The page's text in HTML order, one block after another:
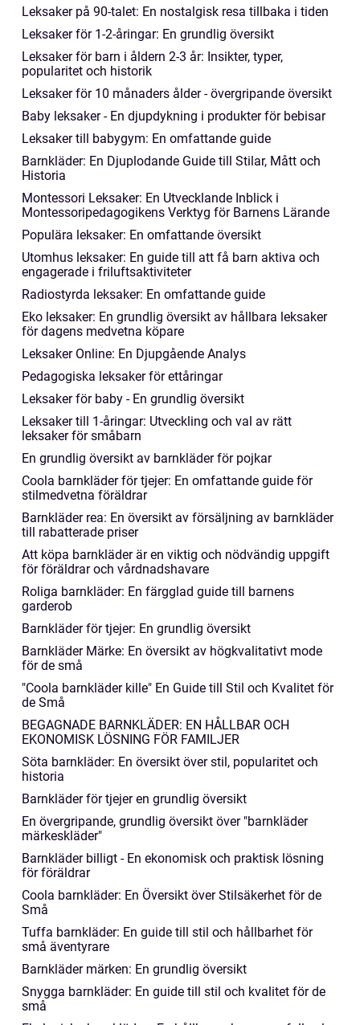
Leksaker på 90-talet: En nostalgisk resa tillbaka i tiden
Leksaker för 1-2-åringar: En grundlig översikt
Leksaker för barn i åldern 2-3 år: Insikter, typer,
popularitet och historik
Leksaker för 10 månaders ålder - övergripande översikt
Baby leksaker - En djupdykning i produkter för bebisar
Leksaker till babygym: En omfattande guide
Barnkläder: En Djuplodande Guide till Stilar, Mått och
Historia
Montessori Leksaker: En Utvecklande Inblick i
Montessoripedagogikens Verktyg för Barnens Lärande
Populära leksaker: En omfattande översikt
Utomhus leksaker: En guide till att få barn aktiva och
engagerade i friluftsaktiviteter
Radiostyrda leksaker: En omfattande guide
Eko leksaker: En grundlig översikt av hållbara leksaker
för dagens medvetna köpare
Leksaker Online: En Djupgående Analys
Pedagogiska leksaker för ettåringar
Leksaker för baby - En grundlig översikt
Leksaker till 1-åringar: Utveckling och val av rätt
leksaker för småbarn
En grundlig översikt av barnkläder för pojkar
Coola barnkläder för tjejer: En omfattande guide för
stilmedvetna föräldrar
Barnkläder rea: En översikt av försäljning av barnkläder
till rabatterade priser
Att köpa barnkläder är en viktig och nödvändig uppgift
för föräldrar och vårdnadshavare
Roliga barnkläder: En färgglad guide till barnens
garderob
Barnkläder för tjejer: En grundlig översikt
Barnkläder Märke: En översikt av högkvalitativt mode
för de små
"Coola barnkläder kille" En Guide till Stil och Kvalitet för
de Små
BEGAGNADE BARNKLÄDER: EN HÅLLBAR OCH
EKONOMISK LÖSNING FÖR FAMILJER
Söta barnkläder: En översikt över stil, popularitet och
historia
Barnkläder för tjejer en grundlig översikt
En övergripande, grundlig översikt över "barnkläder
märkeskläder"
Barnkläder billigt - En ekonomisk och praktisk lösning
för föräldrar
Coola barnkläder: En Översikt över Stilsäkerhet för de
Små
Tuffa barnkläder: En guide till stil och hållbarhet för
små äventyrare
Barnkläder märken: En grundlig översikt
Snygga barnkläder: En guide till stil och kvalitet för de
små